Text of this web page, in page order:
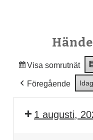
Visa somrutnät
Föregående Idag
1 augusti,